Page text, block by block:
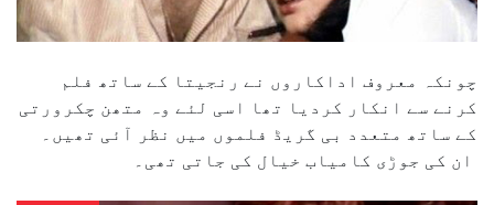
چونکہ معروف اداکاروں نے رنجیتا کے ساتھ فلم
کرنے سے انکار کردیا تھا اسی لئے وہ متھن چکرورتی
کے ساتھ متعدد بی گریڈ فلموں میں نظر آئی تھیں۔